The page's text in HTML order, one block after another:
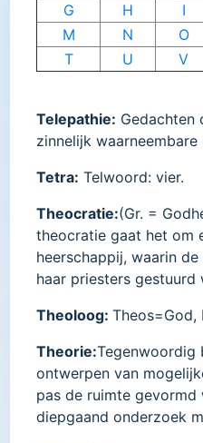
G
H I
M
N O
T
U V
Telepathie: Gedachten
zinnelijk waarneembare
Tetra: Telwoord: vier.
Theocratie:(Gr. =
theocratie gaat het om
heerschappij, waarin
haar priesters gestuurd
Theoloog:
Theorie:
ontwerpen van
pas de ruimte
diepgaand onderzoek